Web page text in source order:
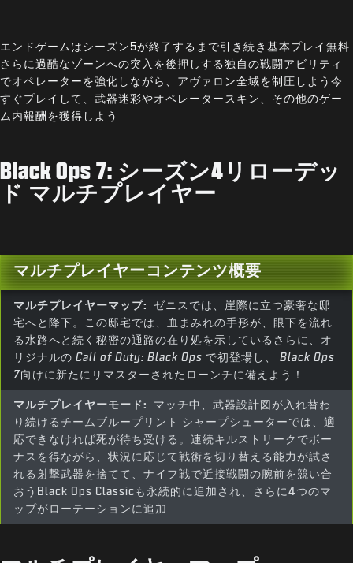
エンドゲームはシーズン5が終了するまで引き続き基本プレイ無料
さらに過酷なゾーンへの突入を後押しする独自の戦闘アビリティ
でオペレーターを強化しながら、アヴァロン全域を制圧しよう今
すぐプレイして、武器迷彩やオペレータースキン、その他のゲー
ム内報酬を獲得しよう
Black Ops 7: シーズン4リローデッ
ド マルチプレイヤー
マルチプレイヤーコンテンツ概要
マルチプレイヤーマップ:
ゼニスでは、崖際に立つ豪奢な邸
宅へと降下。この邸宅では、血まみれの手形が、眼下を流れ
る水路へと続く秘密の通路の在り処を示しているさらに、オ
リジナルの Call of Duty: Black Ops で初登場し、 Black Ops
7向けに新たにリマスターされたローンチに備えよう！
マルチプレイヤーモード:
マッチ中、武器設計図が入れ替わ
り続けるチームブループリント シャープシューターでは、適
応できなければ死が待ち受ける。連続キルストリークでボー
ナスを得ながら、状況に応じて戦術を切り替える能力が試さ
れる射撃武器を捨てて、ナイフ戦で近接戦闘の腕前を競い合
おうBlack Ops Classicも永続的に追加され、さらに4つのマ
ップがローテーションに追加